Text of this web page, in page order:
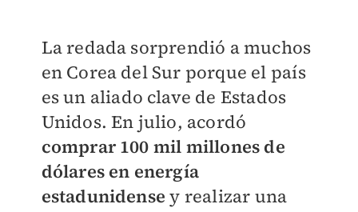
La redada sorprendió a muchos
en Corea del Sur porque el país
es un aliado clave de Estados
Unidos. En julio, acordó
comprar 100 mil millones de
dólares en energía
estadunidensey realizar una